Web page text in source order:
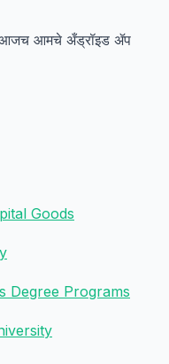
आजच आमचे अँड्रॉइड ॲप
Goods
Degree Programs